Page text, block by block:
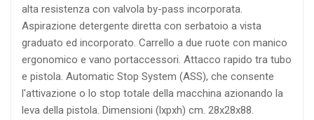
alta resistenza con valvola by-pass incorporata.
Aspirazione detergente diretta con serbatoio a vista
graduato ed incorporato. Carrello a due ruote con manico
ergonomico e vano portaccessori. Attacco rapido tra tubo
e pistola. Automatic Stop System (ASS), che consente
l'attivazione o lo stop totale della macchina azionando la
leva della pistola. Dimensioni (lxpxh) cm. 28x28x88.